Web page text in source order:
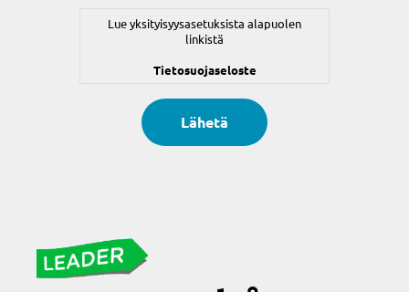
Lue yksityisyysasetuksista alapuolen
linkistä
Tietosuojaseloste